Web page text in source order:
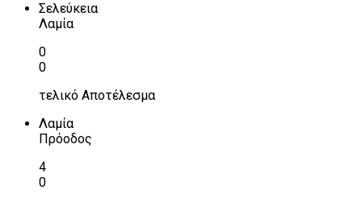
Σελεύκεια
Λαμία
0
0
τελικό Αποτέλεσμα
Λαμία
Πρόοδος
4
0